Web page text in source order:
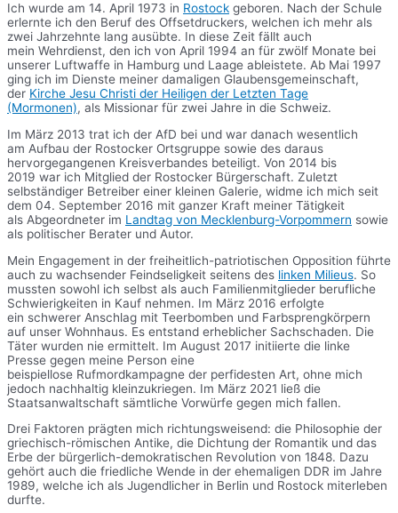
Ich wurde am 14. April 1973 in Rostock geboren. Nach der Schule
erlernte ich den Beruf des Offsetdruckers, welchen ich mehr als
zwei Jahrzehnte lang ausübte. In diese Zeit fällt auch
mein Wehrdienst, den ich von April 1994 an für zwölf Monate bei
unserer Luftwaffe in Hamburg und Laage ableistete. Ab Mai 1997
ging ich im Dienste meiner damaligen Glaubensgemeinschaft,
der Kirche Jesu Christi der Heiligen der Letzten Tage
(Mormonen), als Missionar für zwei Jahre in die Schweiz.
Im März 2013 trat ich der AfD bei und war danach wesentlich
am Aufbau der Rostocker Ortsgruppe sowie des daraus
hervorgegangenen Kreisverbandes beteiligt. Von 2014 bis
2019 war ich Mitglied der Rostocker Bürgerschaft. Zuletzt
selbständiger Betreiber einer kleinen Galerie, widme ich mich seit
dem 04. September 2016 mit ganzer Kraft meiner Tätigkeit
als Abgeordneter im Landtag von Mecklenburg-Vorpommern sowie
als politischer Berater und Autor.
Mein Engagement in der freiheitlich-patriotischen Opposition führte
auch zu wachsender Feindseligkeit seitens des linken Milieus. So
mussten sowohl ich selbst als auch Familienmitglieder berufliche
Schwierigkeiten in Kauf nehmen. Im März 2016 erfolgte
ein schwerer Anschlag mit Teerbomben und Farbsprengkörpern
auf unser Wohnhaus. Es entstand erheblicher Sachschaden. Die
Täter wurden nie ermittelt. Im August 2017 initiierte die linke
Presse gegen meine Person eine
beispiellose Rufmordkampagne der perfidesten Art, ohne mich
jedoch nachhaltig kleinzukriegen. Im März 2021 ließ die
Staatsanwaltschaft sämtliche Vorwürfe gegen mich fallen.
Drei Faktoren prägten mich richtungsweisend: die Philosophie der
griechisch-römischen Antike, die Dichtung der Romantik und das
Erbe der bürgerlich-demokratischen Revolution von 1848. Dazu
gehört auch die friedliche Wende in der ehemaligen DDR im Jahre
1989, welche ich als Jugendlicher in Berlin und Rostock miterleben
durfte.